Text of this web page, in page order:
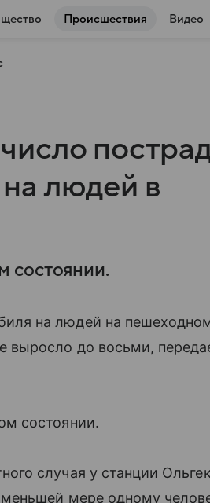
Происшествия Видео
людей в
состоянии.
на людей на
выросло до восьми,
состоянии.
случая у станции
мере одному